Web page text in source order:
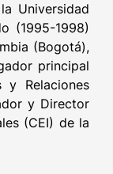
Universidad
(1995-1998)
(Bogotá),
principal
Relaciones
y Director
(CEI) de la